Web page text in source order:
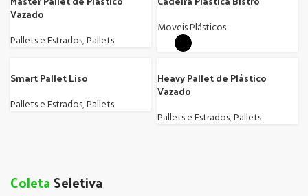
Vazado
Pallets e Estrados,Pallets
Moveis Plásticos
Smart Pallet Liso
Pallets e Estrados,Pallets
Heavy Pallet de Plástico
Vazado
Pallets e Estrados,Pallets
ColetaSeletiva